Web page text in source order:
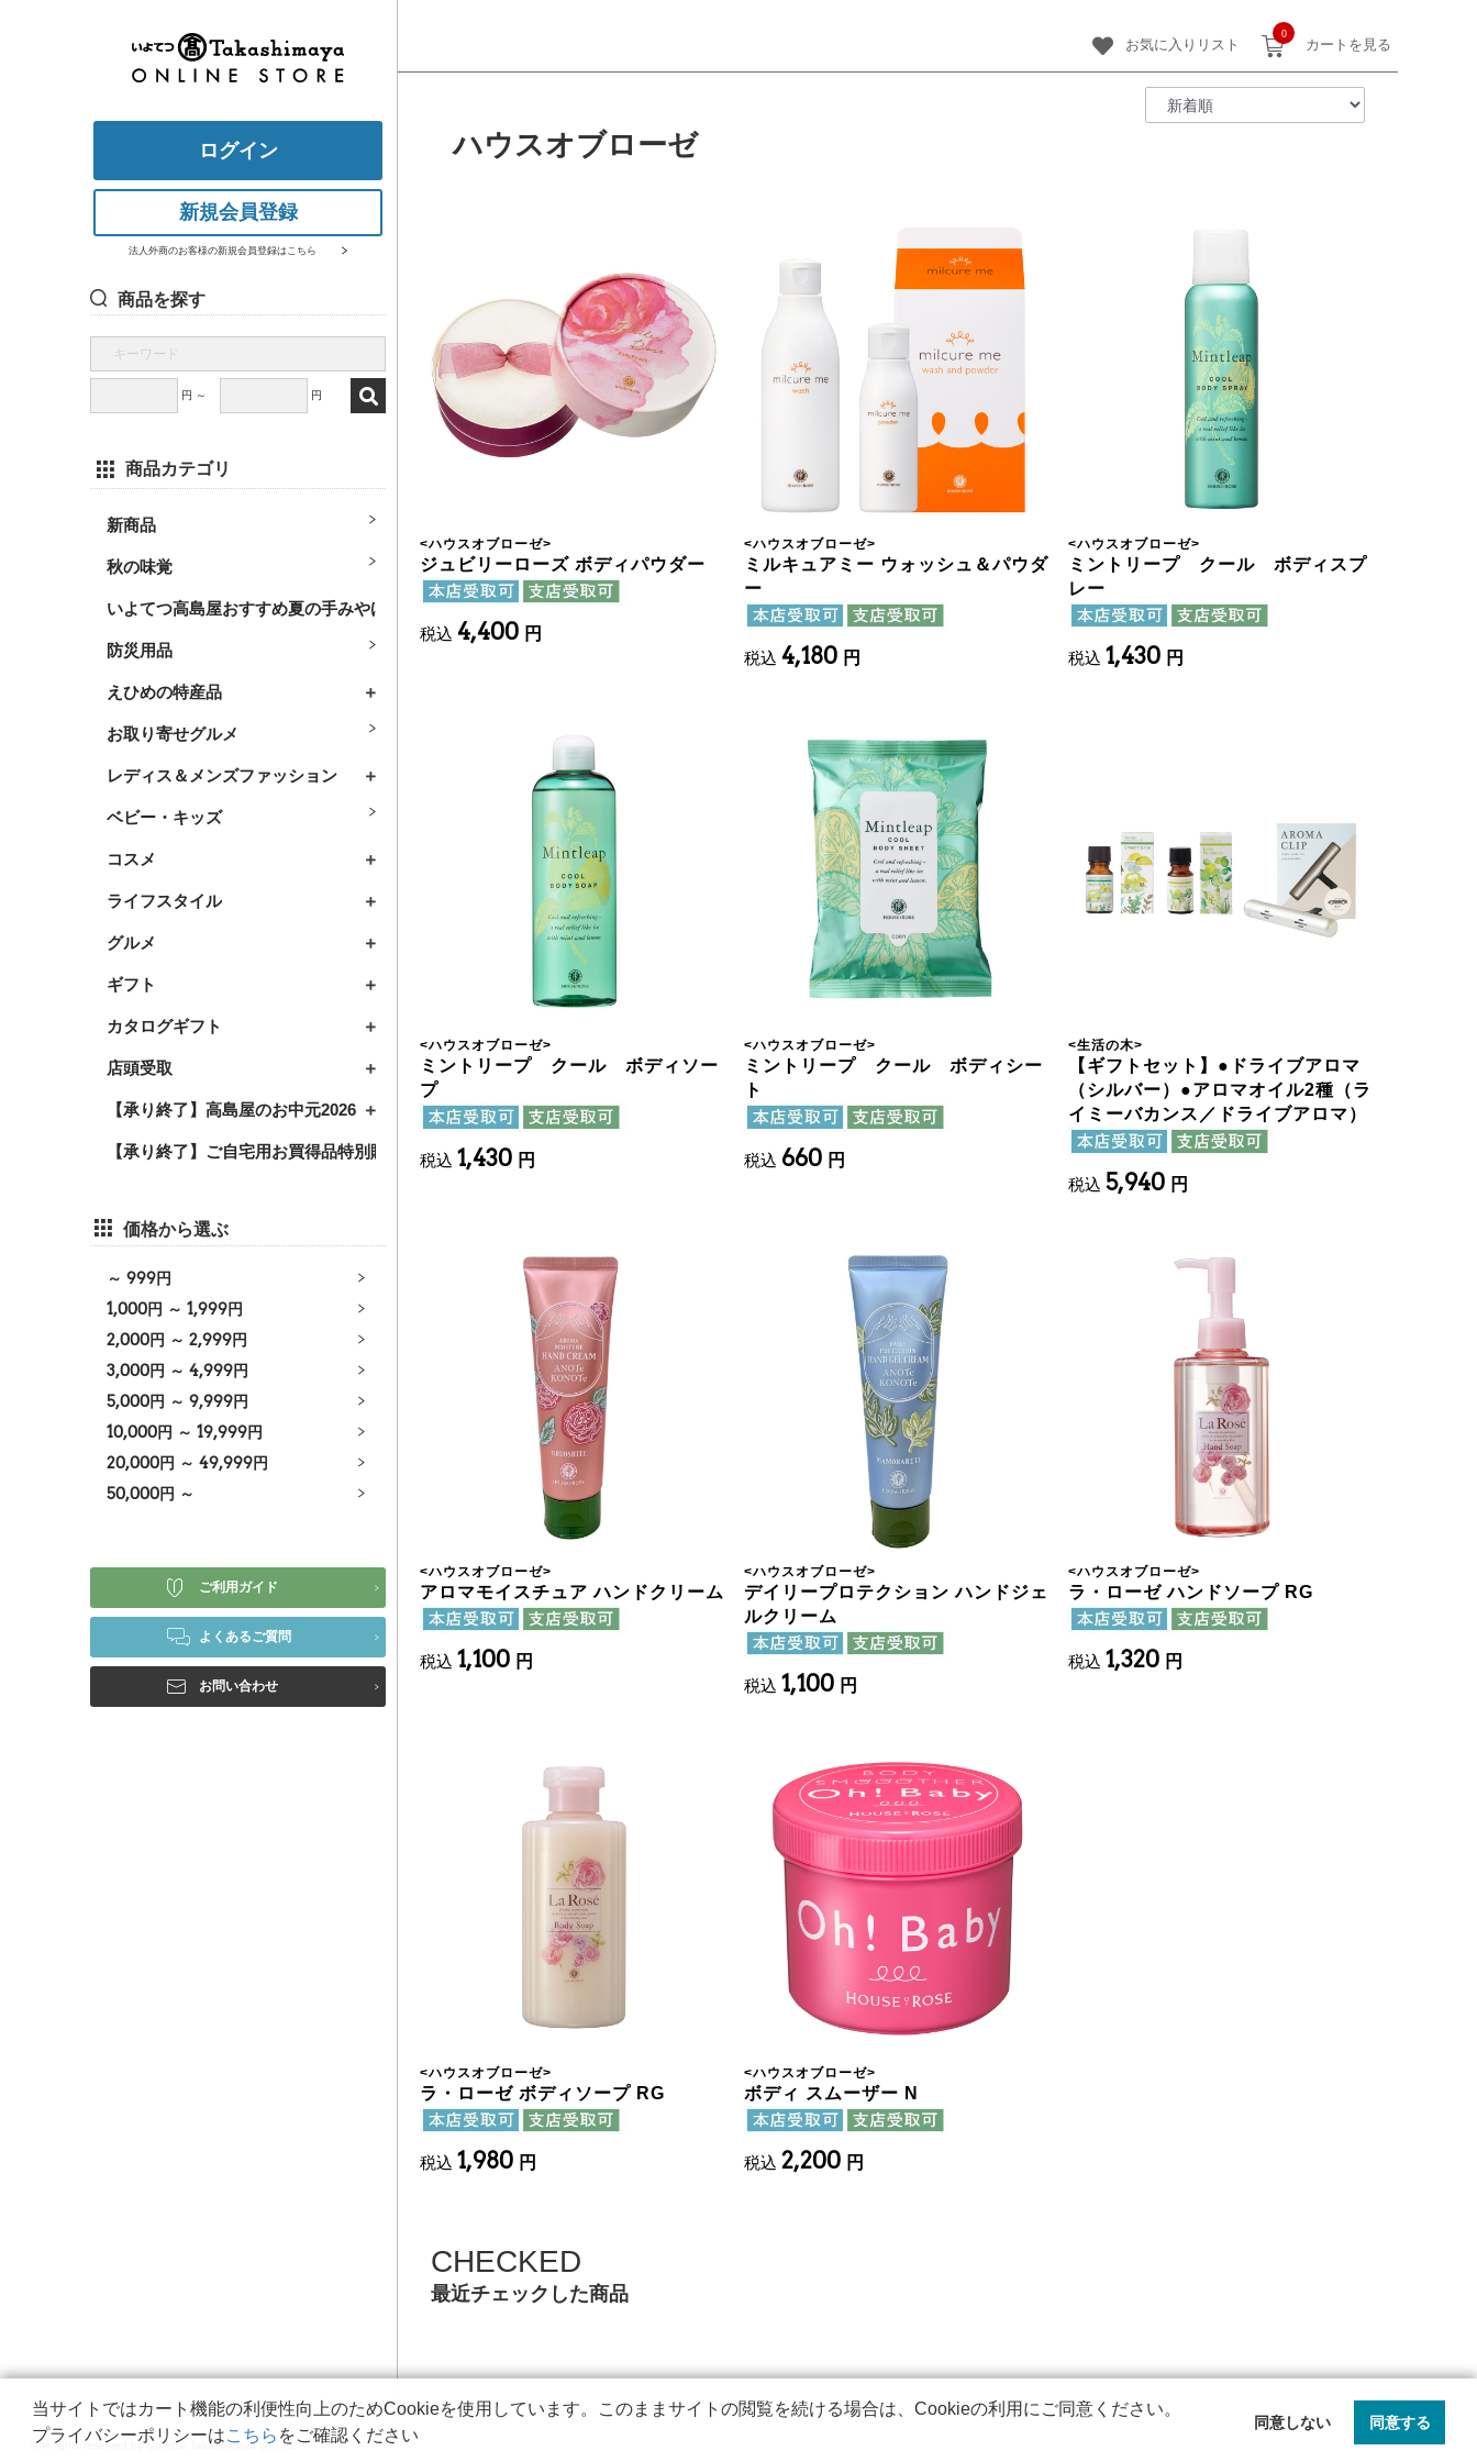
お気に入りリスト
0
カートを見る
ログイン
新規会員登録
法人外商のお客様の新規会員登録はこちら
商品を探す
円 ～ 円
商品カテゴリ
新商品
秋の味覚
いよてつ高島屋おすすめ夏の手みやげ
防災用品
えひめの特産品
お取り寄せグルメ
レディス＆メンズファッション
ベビー・キッズ
コスメ
ライフスタイル
グルメ
ギフト
カタログギフト
店頭受取
【承り終了】高島屋のお中元2026
【承り終了】ご自宅用お買得品特別販売2026
価格から選ぶ
～ 999円
1,000円 ～ 1,999円
2,000円 ～ 2,999円
3,000円 ～ 4,999円
5,000円 ～ 9,999円
10,000円 ～ 19,999円
20,000円 ～ 49,999円
50,000円 ～
ご利用ガイド
よくあるご質問
お問い合わせ
ハウスオブローゼ
<ハウスオブローゼ>
ジュビリーローズ ボディパウダー
税込 4,400 円
<ハウスオブローゼ>
ミルキュアミー ウォッシュ＆パウダ
ー
税込 4,180 円
<ハウスオブローゼ>
ミントリープ クール ボディスプ
レー
税込 1,430 円
<ハウスオブローゼ>
ミントリープ クール ボディソー
プ
税込 1,430 円
<ハウスオブローゼ>
ミントリープ クール ボディシー
ト
税込 660 円
<生活の木>
【ギフトセット】●ドライブアロマ
（シルバー）●アロマオイル2種（ラ
イミーバカンス／ドライブアロマ）
税込 5,940 円
<ハウスオブローゼ>
アロマモイスチュア ハンドクリーム
税込 1,100 円
<ハウスオブローゼ>
デイリープロテクション ハンドジェ
ルクリーム
税込 1,100 円
<ハウスオブローゼ>
ラ・ローゼ ハンドソープ RG
税込 1,320 円
<ハウスオブローゼ>
ラ・ローゼ ボディソープ RG
税込 1,980 円
<ハウスオブローゼ>
ボディ スムーザー N
税込 2,200 円
CHECKED
最近チェックした商品
©All rights reserved by Iyotetsu Takashimaya co., ltd.
当サイトではカート機能の利便性向上のためCookieを使用しています。このままサイトの閲覧を続ける場合は、Cookieの利用にご同意ください。
プライバシーポリシーはこちら をご確認ください
同意しない 同意する